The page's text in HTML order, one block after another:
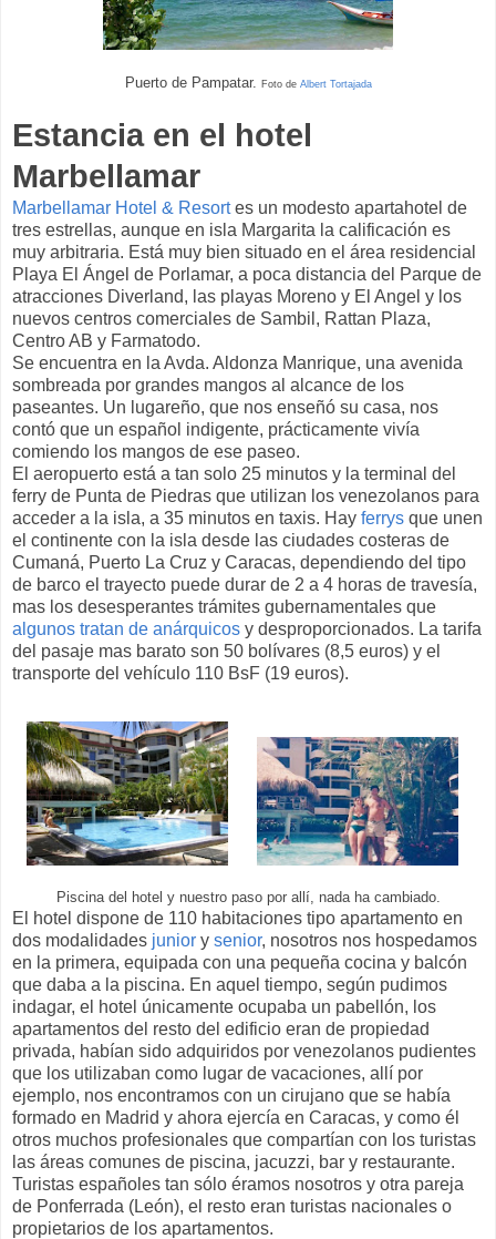
Puerto de Pampatar. Foto de Albert Tortajada
Estancia en el hotel
Marbellamar
Marbellamar Hotel & Resortes un modesto apartahotel de
tres estrellas, aunque en isla Margarita la calificación es
muy arbitraria. Está muy bien situado en el área residencial
Playa El Ángel de Porlamar, a poca distancia del Parque de
atracciones Diverland, las playas Moreno y El Angel y los
nuevos centros comerciales de Sambil, Rattan Plaza,
Centro AB y Farmatodo.
Se encuentra en la Avda. Aldonza Manrique, una avenida
sombreada por grandes mangos al alcance de los
paseantes. Un lugareño, que nos enseñó su casa, nos
contó que un español indigente, prácticamente vivía
comiendo los mangos de ese paseo.
El aeropuerto está a tan solo 25 minutos y la terminal del
ferry de Punta de Piedras que utilizan los venezolanos para
acceder a la isla, a 35 minutos en taxis. Hay ferrys que unen
el continente con la isla desde las ciudades costeras de
Cumaná, Puerto La Cruz y Caracas, dependiendo del tipo
de barco el trayecto puede durar de 2 a 4 horas de travesía,
mas los desesperantes trámites gubernamentales que
algunos tratan de anárquicos y desproporcionados. La tarifa
del pasaje mas barato son 50 bolívares (8,5 euros) y el
transporte del vehículo 110 BsF (19 euros).
Piscina del hotel y nuestro paso por allí, nada ha cambiado.
El hotel dispone de 110 habitaciones tipo apartamento en
dos modalidades junior y senior, nosotros nos hospedamos
en la primera, equipada con una pequeña cocina y balcón
que daba a la piscina. En aquel tiempo, según pudimos
indagar, el hotel únicamente ocupaba un pabellón, los
apartamentos del resto del edificio eran de propiedad
privada, habían sido adquiridos por venezolanos pudientes
que los utilizaban como lugar de vacaciones, allí por
ejemplo, nos encontramos con un cirujano que se había
formado en Madrid y ahora ejercía en Caracas, y como él
otros muchos profesionales que compartían con los turistas
las áreas comunes de piscina, jacuzzi, bar y restaurante.
Turistas españoles tan sólo éramos nosotros y otra pareja
de Ponferrada (León), el resto eran turistas nacionales o
propietarios de los apartamentos.